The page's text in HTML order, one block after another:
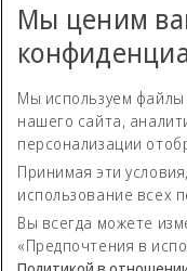
Питание на борту
Наши залы
Остановка в
Программы лояльности
Программы
Вход в
Присоединиться
Наши партнеры
Преимущества
Регистрация
Мы ценим
Мы используем
нашего сайта,
персонализации
Принимая эти
использование всех
Вы всегда можете
«Предпочтения в